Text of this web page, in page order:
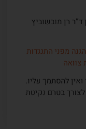
רן מובשוביץ
הגנה מפני התנגדות
צוואה
להסתמך עליו.
בטרם נקיטת